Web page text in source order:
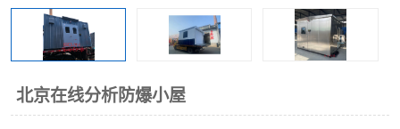
北京在线分析防爆小屋